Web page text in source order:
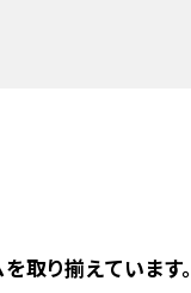
取り揃えています。